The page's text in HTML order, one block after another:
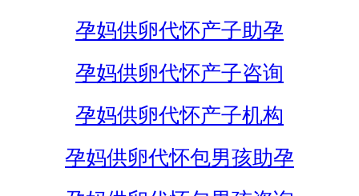
孕妈供卵代怀产子助孕
孕妈供卵代怀产子咨询
孕妈供卵代怀产子机构
孕妈供卵代怀包男孩助孕